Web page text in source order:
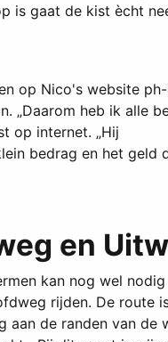
is gaat de kist ècht
op Nico's website
„Daarom heb ik
op internet. „Hij
bedrag en het
en
kan nog wel
rijden. De
aan de randen van de